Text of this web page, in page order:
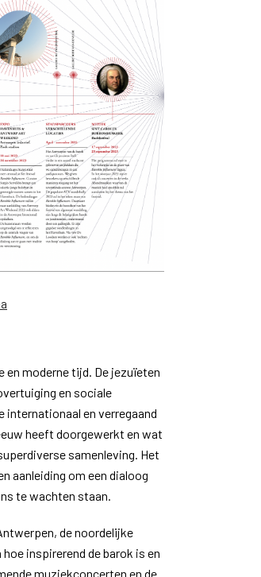
moderne tijd. De jezuïeten
en sociale
en verregaand
heeft doorgewerkt en wat
samenleving. Het
aanleiding om een dialoog
te wachten staan.
de noordelijke
inspirerend de barok is en
muziekconcerten en de